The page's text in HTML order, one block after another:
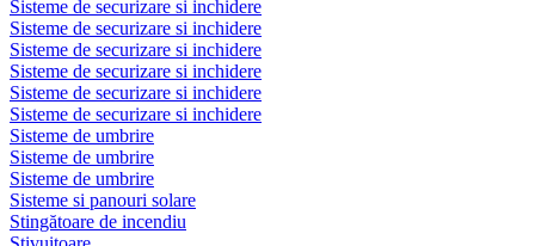
Sisteme de securizare si inchidere
Sisteme de securizare si inchidere
Sisteme de securizare si inchidere
Sisteme de securizare si inchidere
Sisteme de securizare si inchidere
Sisteme de securizare si inchidere
Sisteme de umbrire
Sisteme de umbrire
Sisteme de umbrire
Sisteme si panouri solare
Stingătoare de incendiu